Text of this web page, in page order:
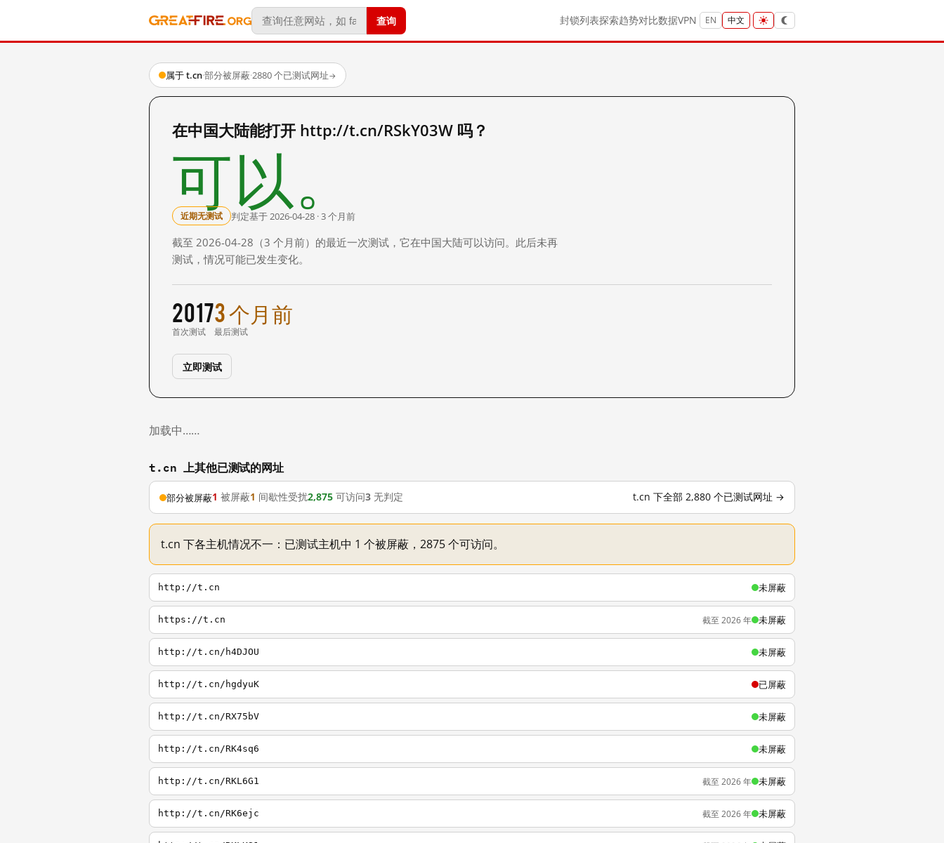
查询 封锁列表探索趋势对比数据VPN EN 中文
属于 t.cn·部分被屏蔽·2880 个已测试网址→
在中国大陆能打开 http://t.cn/RSkY03W 吗？
可以。
近期无测试 判定基于 2026-04-28 · 3 个月前
截至 2026-04-28（3 个月前）的最近一次测试，它在中国大陆可以访问。此后未再
测试，情况可能已发生变化。
2017
首次测试
3 个月前
最后测试
立即测试
加载中……
t.cn 上其他已测试的网址
部分被屏蔽1 被屏蔽1 间歇性受扰2,875 可访问3 无判定 t.cn 下全部 2,880 个已测试网址 →
t.cn 下各主机情况不一：已测试主机中 1 个被屏蔽，2875 个可访问。
http://t.cn 未屏蔽
https://t.cn 截至 2026 年 未屏蔽
http://t.cn/h4DJOU 未屏蔽
http://t.cn/hgdyuK 已屏蔽
http://t.cn/RX75bV 未屏蔽
http://t.cn/RK4sq6 未屏蔽
http://t.cn/RKL6G1 截至 2026 年 未屏蔽
http://t.cn/RK6ejc 截至 2026 年 未屏蔽